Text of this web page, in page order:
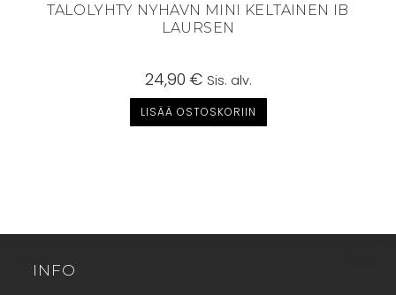
TALOLYHTY NYHAVN MINI KELTAINEN IB
LAURSEN
24,90 € Sis. alv.
LISÄÄ OSTOSKORIIN
INFO